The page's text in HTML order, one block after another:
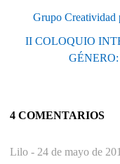
Grupo Creatividad
II COLOQUIO
4 COMENTARIOS
Lilo - 24 de mayo de